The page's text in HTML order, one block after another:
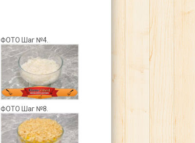
ФОТО Шаг №4.
ФОТО Шаг №8.